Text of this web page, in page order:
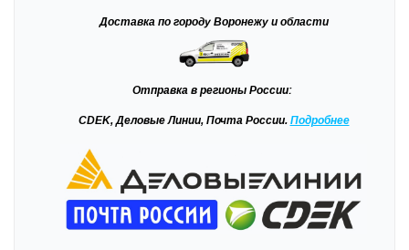
Доставка по городу Воронежу и области
Отправка в регионы России:
CDEK, Деловые Линии, Почта России. Подробнее